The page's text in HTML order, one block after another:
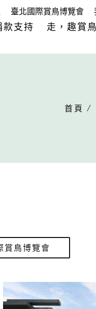
臺北國際賞鳥博覽會
款支持 走，趣賞鳥
首頁 /
賞鳥博覽會